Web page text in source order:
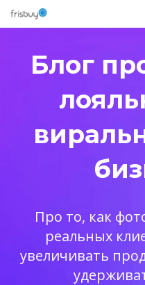
Блог
Про то, как
реальных
увеличивать